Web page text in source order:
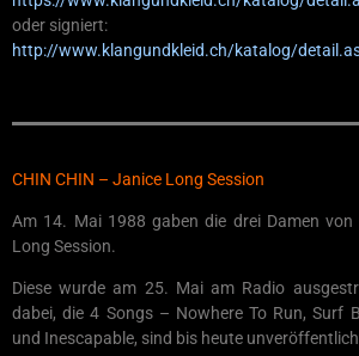
oder signiert:
http://www.klangundkleid.ch/katalog/
CHIN CHIN – Janice Long Session
Am 14. Mai 1988 gaben die drei Damen von
Long Session.
Diese wurde am 25. Mai am Radio
dabei, die 4 Songs – Nowhere To Run, Surf
und Inescapable, sind bis heute